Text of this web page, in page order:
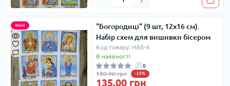
акція
"Богородиці" (9 шт, 12х16 см).
Набір схем для вишивки бісером
Код товару: НАБ-4
В наявності
0
180.00 грн -25%
135.00 грн